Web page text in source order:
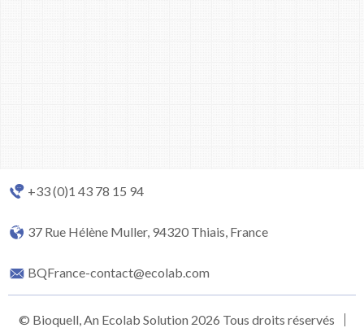
+33 (0)1 43 78 15 94
37 Rue Hélène Muller, 94320 Thiais, France
BQFrance-contact@ecolab.com
© Bioquell, An Ecolab Solution 2026 Tous droits réservés